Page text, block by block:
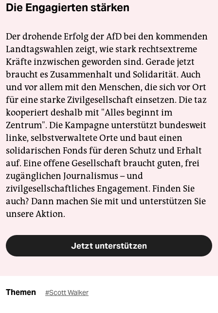
Die Engagierten stärken
Der drohende Erfolg der AfD bei den kommenden
Landtagswahlen zeigt, wie stark rechtsextreme
Kräfte inzwischen geworden sind. Gerade jetzt
braucht es Zusammenhalt und Solidarität. Auch
und vor allem mit den Menschen, die sich vor Ort
für eine starke Zivilgesellschaft einsetzen. Die taz
kooperiert deshalb mit "Alles beginnt im
Zentrum". Die Kampagne unterstützt bundesweit
linke, selbstverwaltete Orte und baut einen
solidarischen Fonds für deren Schutz und Erhalt
auf. Eine offene Gesellschaft braucht guten, frei
zugänglichen Journalismus – und
zivilgesellschaftliches Engagement. Finden Sie
auch? Dann machen Sie mit und unterstützen Sie
unsere Aktion.
Jetzt unterstützen
Themen #Scott Walker